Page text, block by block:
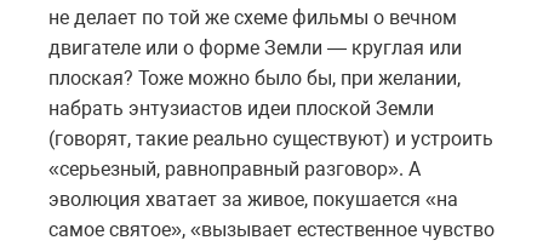
не делает по той же схеме фильмы о вечном
двигателе или о форме Земли — круглая или
плоская? Тоже можно было бы, при желании,
набрать энтузиастов идеи плоской Земли
(говорят, такие реально существуют) и устроить
«серьезный, равноправный разговор». А
эволюция хватает за живое, покушается «на
самое святое», «вызывает естественное чувство